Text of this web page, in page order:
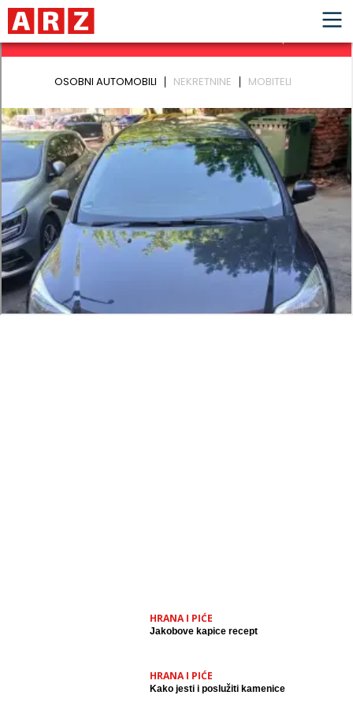
HRANA I PIĆE
Jakobove kapice recept
HRANA I PIĆE
Kako jesti i poslužiti kamenice